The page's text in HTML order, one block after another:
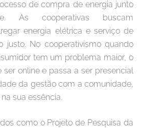
de compra de energia junto
As cooperativas buscam
energia elétrica e serviço de
justo. No cooperativismo quando
tem um problema maior, o
online e passa a ser presencial
da gestão com a comunidade,
sua essência.
como o Projeto de Pesquisa da